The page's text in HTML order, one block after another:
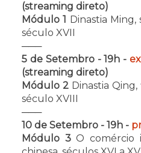
(streaming direto)
Módulo 1
Dinastia
século XVII
───
5 de Setembro - 19h -
(streaming direto)
Módulo 2 Dinastia
século XVIII
───
10 de Setembro - 19h -
Módulo 3O comércio